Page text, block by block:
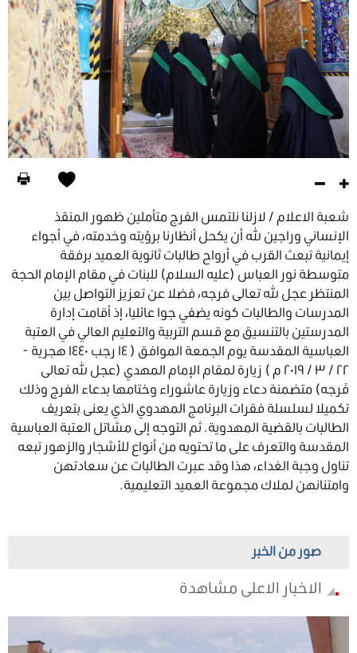
شعبة الاعلام / لازلنا نلتمس الفرج متأملين ظهور المنقذ
الإنساني وراجين الله أن يكحل أنظارنا برؤيته وخدمته، في أجواء
إيمانية تبعث القرب في أرواح طالبات ثانوية العميد برفقة
متوسطة نور العباس (عليه السلام) للبنات في مقام الإمام الحجة
المنتظر عجل الله تعالى فرجه، فضلا عن تعزيز التواصل بين
المدرسات والطالبات كونه يضفي جوا عائليا، إذ أقامت إدارة
المدرستين بالتنسيق مع قسم التربية والتعليم العالي في العتبة
العباسية المقدسة يوم الجمعة الموافق ( ١٤ رجب ١٤٤٠ هجرية -
٢٢ / ٣ / ٢٠١٩ م ) زيارة لمقام الإمام المهدي (عجل الله تعالى
فَرجه) متضمنة دعاء وزيارة عاشوراء وختامها بدعاء الفرج وذلك
تكميلا لسلسلة فقرات البرنامج المهدوي الذي يعنى بتعريف
الطالبات بالقضية المهدوية. ثم التوجه إلى مشاتل العتبة العباسية
المقدسة والتعرف على ما تحتويه من أنواع للأشجار والزهور تبعه
تناول وجبة الغداء، هذا وقد عبرت الطالبات عن سعادتهن
وامتنانهن لملاك مجموعة العميد التعليمية.
صور من الخبر
الاخبار الاعلى مشاهدة